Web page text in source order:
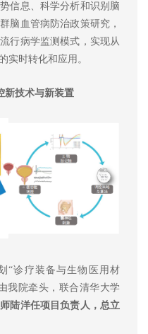
信息、科学分析和识别脑
脑血管病防治政策研究，
行病学监测模式，实现从
实时转化和应用。
新技术与新装置
“诊疗装备与生物医用材
我院牵头，联合清华大学
陆洋任项目负责人，总立